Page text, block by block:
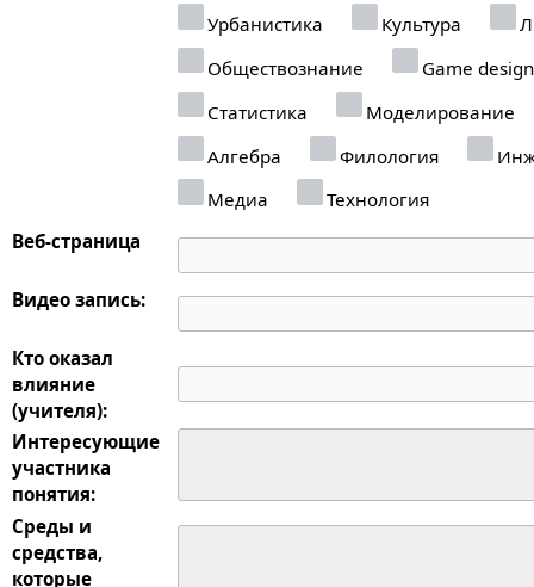
Урбанистика
Культура
Обществознание
Game design
Статистика
Моделирование
Алгебра
Филология
Медиа
Технология
Веб-страница
Видео запись:
Кто оказал
влияние
(учителя):
Интересующие
участника
понятия:
Среды и
средства,
которые